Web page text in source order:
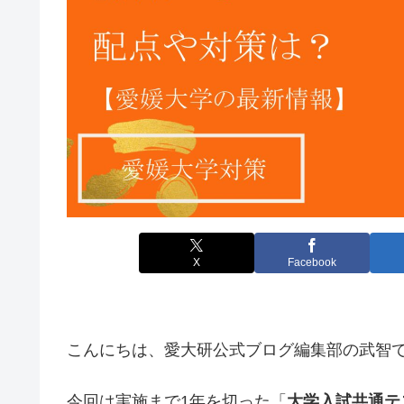
X Facebook
こんにちは、愛大研公式ブログ編集部の武智